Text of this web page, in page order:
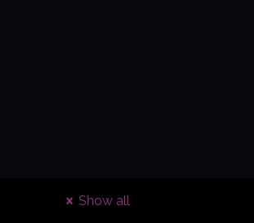
Show all